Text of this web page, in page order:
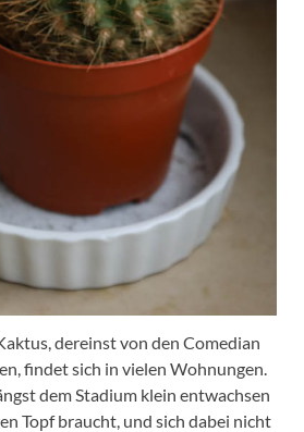
dereinst von den Comedian
findet sich in vielen Wohnungen.
dem Stadium klein entwachsen
Topf braucht, und sich dabei nicht